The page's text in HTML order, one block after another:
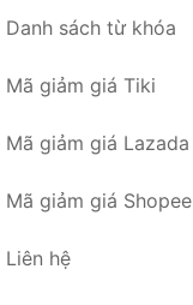
Danh sách từ khóa
Mã giảm giá Tiki
Mã giảm giá Lazada
Mã giảm giá Shopee
Liên hệ